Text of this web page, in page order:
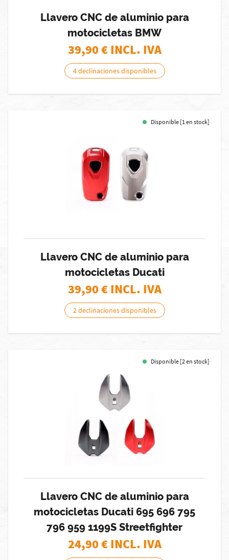
Llavero CNC de aluminio para
motocicletas BMW
39,90€ INCL. IVA
4 declinaciones disponibles
Disponible [1 en stock]
Llavero CNC de aluminio para
motocicletas Ducati
39,90€ INCL. IVA
2 declinaciones disponibles
Disponible [2 en stock]
Llavero CNC de aluminio para
motocicletas Ducati 695 696 795
796 959 1199S Streetfighter
24,90€ INCL. IVA